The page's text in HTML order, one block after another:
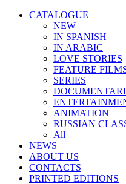
CATALOGUE
NEW
IN SPANISH
IN ARABIС
LOVE STORIES
FEATURE
SERIES
ANIMATION
RUSSIAN
All
NEWS
ABOUT US
CONTACTS
PRINTED EDITIONS